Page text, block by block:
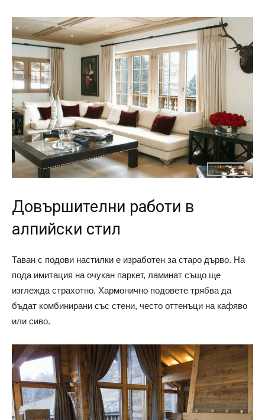
Довършителни работи в
алпийски стил
Таван с подови настилки е изработен за старо дърво. На
пода имитация на очукан паркет, ламинат също ще
изглежда страхотно. Хармонично подовете трябва да
бъдат комбинирани със стени, често оттенъци на кафяво
или сиво.